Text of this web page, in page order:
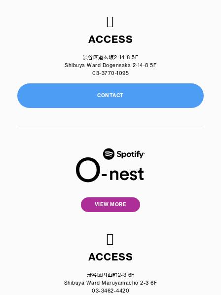
ACCESS
渋谷区道玄坂2-14-8 5F
Shibuya Ward Dogensaka 2-14-8 5F
03-3770-1095
CONTACT
VIEW MORE
ACCESS
渋谷区円山町2-3 6F
Shibuya Ward Maruyamacho 2-3 6F
03-3462-4420